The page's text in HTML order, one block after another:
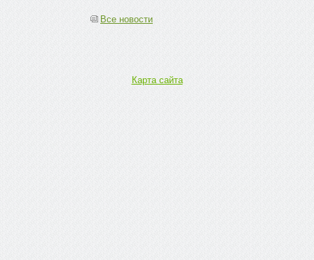
Все новости
Карта сайта